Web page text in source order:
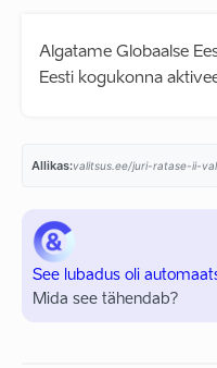
Algatame Globaalse
Eesti kogukonna
Allikas:
See lubadus oli
Mida see tähendab?